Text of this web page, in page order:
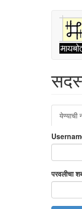
tabs
येण्याची
परवलीचा